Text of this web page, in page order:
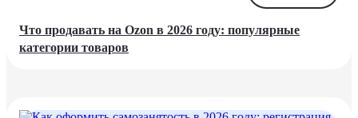
Что продавать на Ozon в 2026 году: популярные
категории товаров